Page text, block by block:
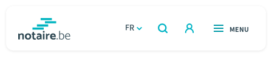
FR
OUVERT
RECHERCHER
OUVERT
MENU